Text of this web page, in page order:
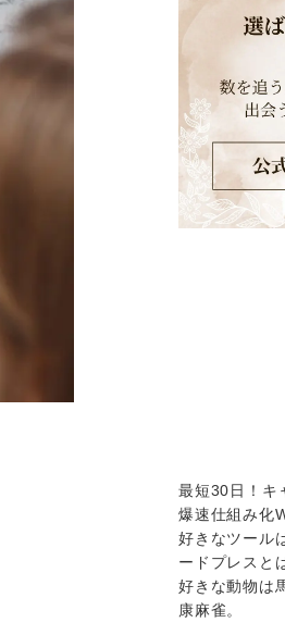
最短30日！キ
爆速仕組み化
好きなツール
ードプレスと
好きな動物は
康麻雀。